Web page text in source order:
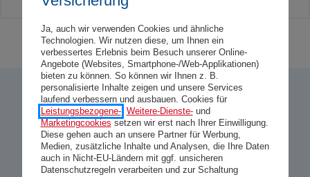
Ja, auch wir verwenden Cookies und ähnliche
Technologien. Wir nutzen diese, um Ihnen ein
verbessertes Erlebnis beim Besuch unserer Online-
Angebote (Websites, Smartphone-/Web-Applikationen)
bieten zu können. So können wir Ihnen z. B.
personalisierte Inhalte zeigen und unsere Services
laufend verbessern und ausbauen. Cookies für
Leistungsbezogene-, Weitere-Dienste-und
Marketingcookies setzen wir erst nach Ihrer Einwilligung.
Diese gehen auch an unsere Partner für Werbung,
Medien, zusätzliche Inhalte und Analysen, die Ihre Daten
auch in Nicht-EU-Ländern mit ggf. unsicheren
Datenschutzregeln verarbeiten und zur Schaltung
So bewerten uns unsere Kund:innen
4,73
Gesamtzufriedenheit